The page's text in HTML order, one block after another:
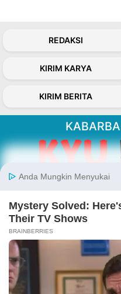
REDAKSI
KIRIM KARYA
KIRIM BERITA